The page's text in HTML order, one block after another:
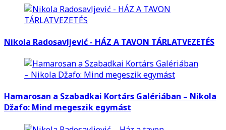
Nikola Radosavljević - HÁZ A TAVON TÁRLATVEZETÉS
Hamarosan a Szabadkai Kortárs Galériában – Nikola
Džafo: Mind megeszik egymást